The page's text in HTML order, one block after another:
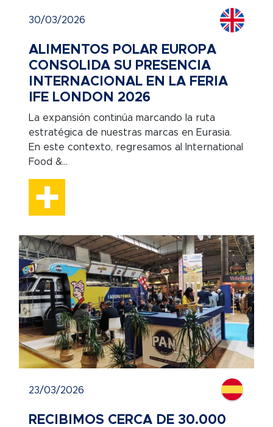
30/03/2026
ALIMENTOS POLAR EUROPA
CONSOLIDA SU PRESENCIA
INTERNACIONAL EN LA FERIA
IFE LONDON 2026
La expansión continúa marcando la ruta
estratégica de nuestras marcas en Eurasia.
En este contexto, regresamos al International
Food &...
23/03/2026
RECIBIMOS CERCA DE 30.000